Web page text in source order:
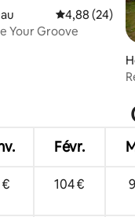
Évaluation
4,88 (24)
Your Groove
Févr.
€ 104 €